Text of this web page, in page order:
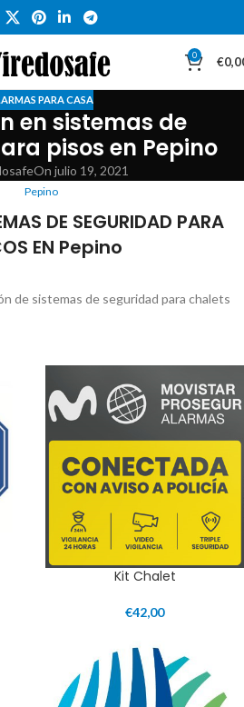
0 €
PARA CASA
en sistemas de
pisos en Pepino
On julio 19, 2021
Pepino
DE SEGURIDAD PARA
EN Pepino
de sistemas de seguridad para chalets
Kit Chalet
€42,00